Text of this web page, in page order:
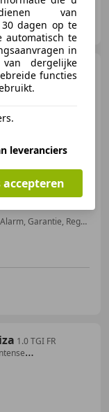
1.0 TSI 110PK
!! | Navi |
kW (111 PK)
Lichtmetalen velgen, Adaptieve Cruise Control, Alarm, Garantie, Regensensor, Dakrails, Automatische klimaatregeling, Nieuwe APK
1.0 TGI FR
van
dagen op te
automatisch te
in
dergelijke
functies
leveranciers
accepteren